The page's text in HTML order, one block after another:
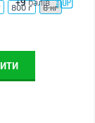
800 г 8 кг